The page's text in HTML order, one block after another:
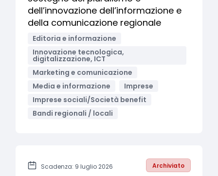
dell’innovazione dell’informazione e
della comunicazione regionale
Editoria e informazione
Innovazione tecnologica,
digitalizzazione, ICT
Marketing e comunicazione
Media e informazione
Imprese
Imprese sociali/Società benefit
Bandi regionali / locali
Scadenza: 9 luglio 2026 Archiviato